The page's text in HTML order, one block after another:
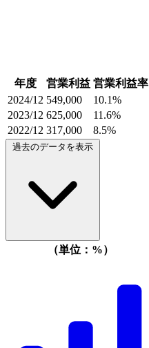
年度 営業利益 営業利益率
2024/12 549,000
10.1%
2023/12 625,000
11.6%
2022/12 317,000 8.5%
過去のデータを表示
（単位：%）